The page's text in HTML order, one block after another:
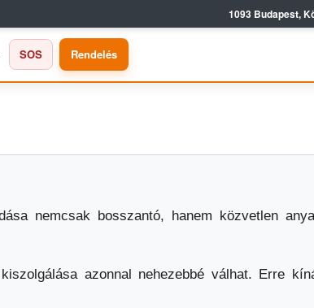
1093 Budapest,
SOS Rendelés
nemcsak bosszantó, hanem közvetlen
azonnal nehezebbé válhat. Erre